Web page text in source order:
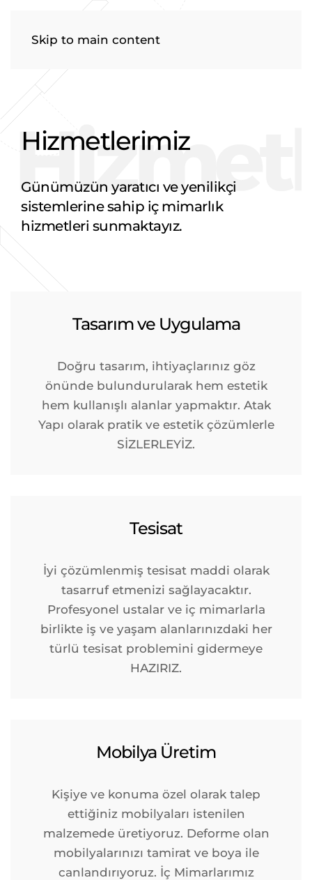
Skip to main content
Hizmetlerimiz
Günümüzün yaratıcı ve yenilikçi
sistemlerine sahip iç mimarlık
hizmetleri sunmaktayız.
Tasarım ve Uygulama
Doğru tasarım, ihtiyaçlarınız göz
önünde bulundurularak hem estetik
hem kullanışlı alanlar yapmaktır. Atak
Yapı olarak pratik ve estetik çözümlerle
SİZLERLEYİZ.
Tesisat
İyi çözümlenmiş tesisat maddi olarak
tasarruf etmenizi sağlayacaktır.
Profesyonel ustalar ve iç mimarlarla
birlikte iş ve yaşam alanlarınızdaki her
türlü tesisat problemini gidermeye
HAZIRIZ.
Mobilya Üretim
Kişiye ve konuma özel olarak talep
ettiğiniz mobilyaları istenilen
malzemede üretiyoruz. Deforme olan
mobilyalarınızı tamirat ve boya ile
canlandırıyoruz. İç Mimarlarımız